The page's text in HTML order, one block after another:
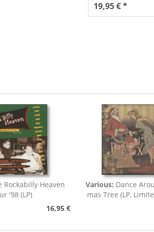
19,95 € *
Rockabilly Heaven
'98 (LP)
16,95 €
Various: Dance
mas Tree (LP,